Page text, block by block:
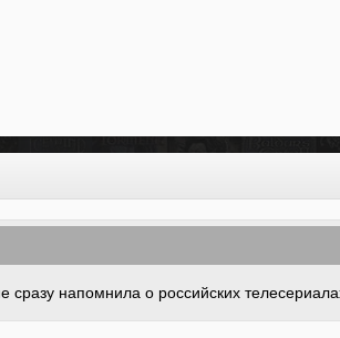
напомнила о российских